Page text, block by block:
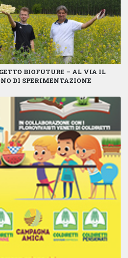
BIOFUTURE – AL VIA IL
DI SPERIMENTAZIONE